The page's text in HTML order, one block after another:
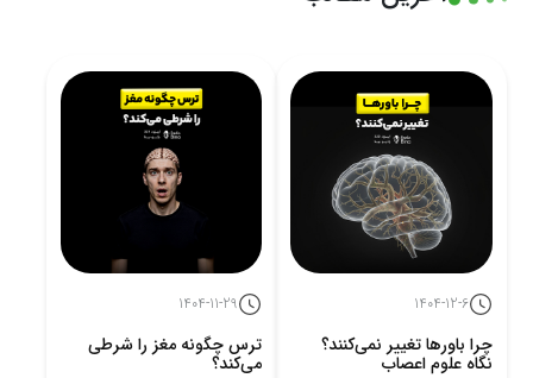
1404-12-6
چرا باورها تغییر نمی‌کنند؟
نگاه علوم اعصاب
1404-11-29
ترس چگونه مغز را شرطی
می‌کند؟